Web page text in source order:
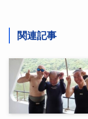
関連記事